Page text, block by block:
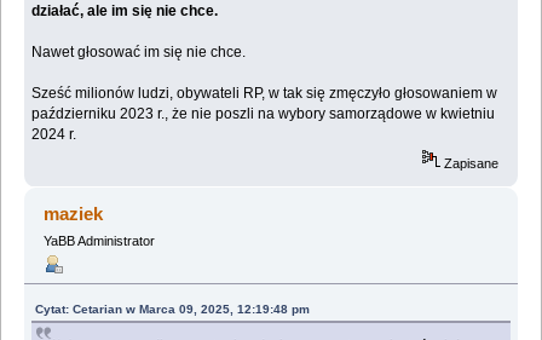
działać, ale im się nie chce.
Nawet głosować im się nie chce.
Sześć milionów ludzi, obywateli RP, w tak się zmęczyło głosowaniem w
październiku 2023 r., że nie poszli na wybory samorządowe w kwietniu
2024 r.
Zapisane
maziek
YaBB Administrator
Cytat: Cetarian w Marca 09, 2025, 12:19:48 pm